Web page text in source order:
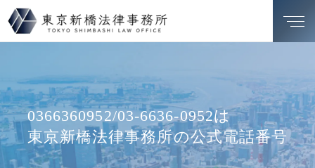
0366360952/03-6636-0952は
東京新橋法律事務所の公式電話番号